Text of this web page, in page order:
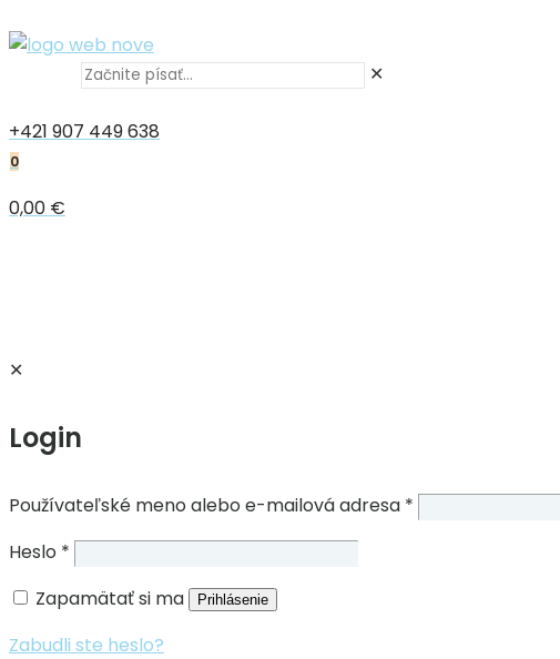
✕
+421 907 449 638
0
0,00 €
✕
Login
Používateľské meno alebo e-mailová adresa *
Heslo *
Zapamätať si ma
Prihlásenie
Zabudli ste heslo?